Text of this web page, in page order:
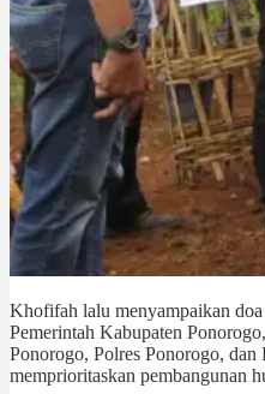
Khofifah lalu menyampaikan doa
Pemerintah Kabupaten
Ponorogo, Polres Ponorogo,
memprioritaskan pembangunan